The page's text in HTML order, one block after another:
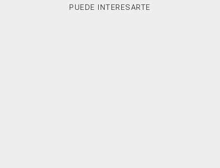
PUEDE INTERESARTE